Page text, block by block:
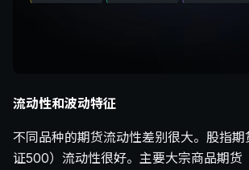
流动性和波动特征
不同品种的期货流动性差别很大。股指
证500）流动性很好。主要大宗商品期货